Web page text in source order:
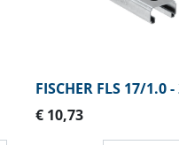
FISCHER FLS 17/1.0
€ 10,73